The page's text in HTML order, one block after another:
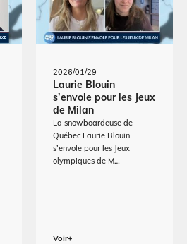
2026/01/29
Laurie Blouin
s’envole pour les Jeux
de Milan
La snowboardeuse de
Québec Laurie Blouin
s’envole pour les Jeux
olympiques de M…
Voir+